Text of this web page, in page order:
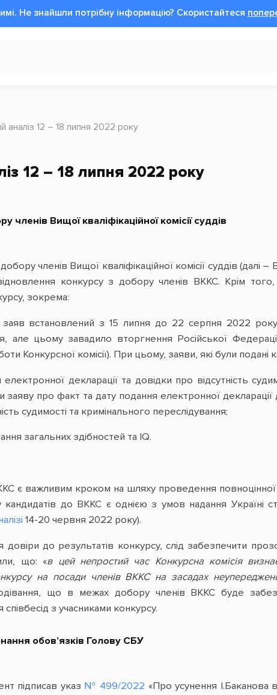
Не знайшли потрібну інформацію? Cкористайтеся
аналіз 12 – 18 липня 2022 рокy
12 – 18 липня 2022 рокy
членів Вищої кваліфікаційної комісії суддів
членів Вищої кваліфікаційної комісії суддів (далі –
конкурсу з добору членів ВККС. Крім того,
зокрема:
заяв встановлений з 15 липня до 22 серпня 2022
цьому завадило вторгнення Російської
Конкурсної комісії). При цьому, заяви, які були
декларації та довідки про відсутність
про факт та дату подання електронної декларації
судимості та кримінального переслідування;
загальних здібностей та IQ.
є важливим кроком на шляху проведення
до ВККС є однією з умов надання Україні
14-20 червня 2022 року).
до результатів конкурсу, слід забезпечити
що: «в цей непростий час Конкурсна комісія
на посади членів ВККС на засадах
що в межах добору членів ВККС буде
з учасниками конкурсу.
обов’язків Голову СБУ
підписав указ № 499/2022 «Про усунення І.Баканова